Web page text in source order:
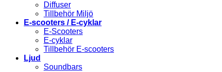
Diffuser
Tillbehör Miljö
E-scooters / E-cyklar
E-Scooters
E-cyklar
Tillbehör E-scooters
Ljud
Soundbars